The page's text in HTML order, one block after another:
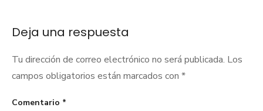
Deja una respuesta
Tu dirección de correo electrónico no será publicada. Los
campos obligatorios están marcados con *
Comentario *